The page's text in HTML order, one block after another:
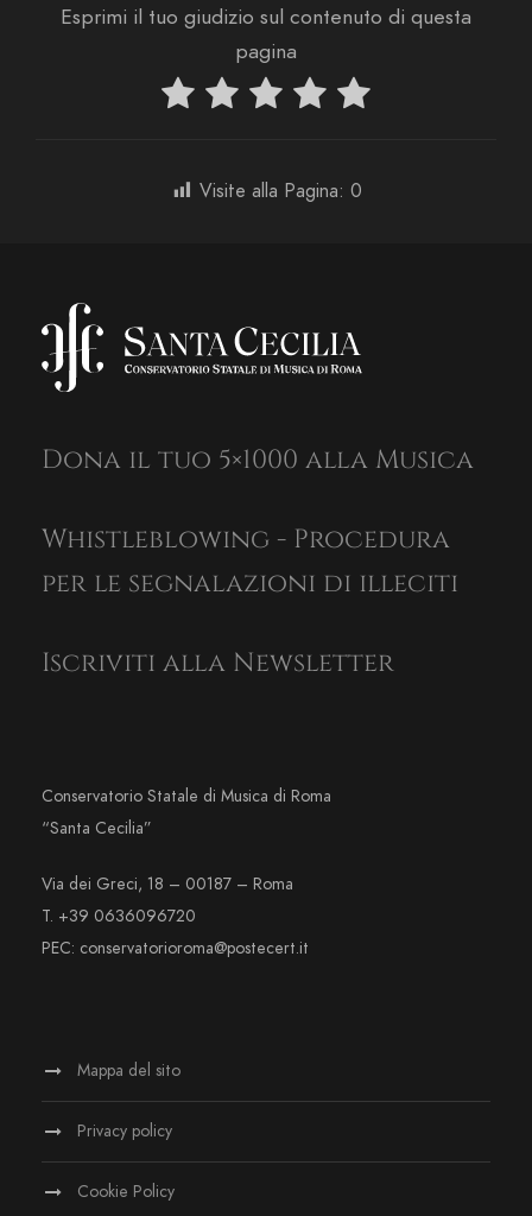
Esprimi il tuo giudizio sul contenuto di questa
pagina
Visite alla Pagina: 0
Dona il tuo 5×1000 alla Musica
Whistleblowing - Procedura
per le segnalazioni di illeciti
Iscriviti alla Newsletter
Conservatorio Statale di Musica di Roma
“Santa Cecilia”
Via dei Greci, 18 – 00187 – Roma
T. +39 0636096720
PEC: conservatorioroma@postecert.it
Mappa del sito
Privacy policy
Cookie Policy